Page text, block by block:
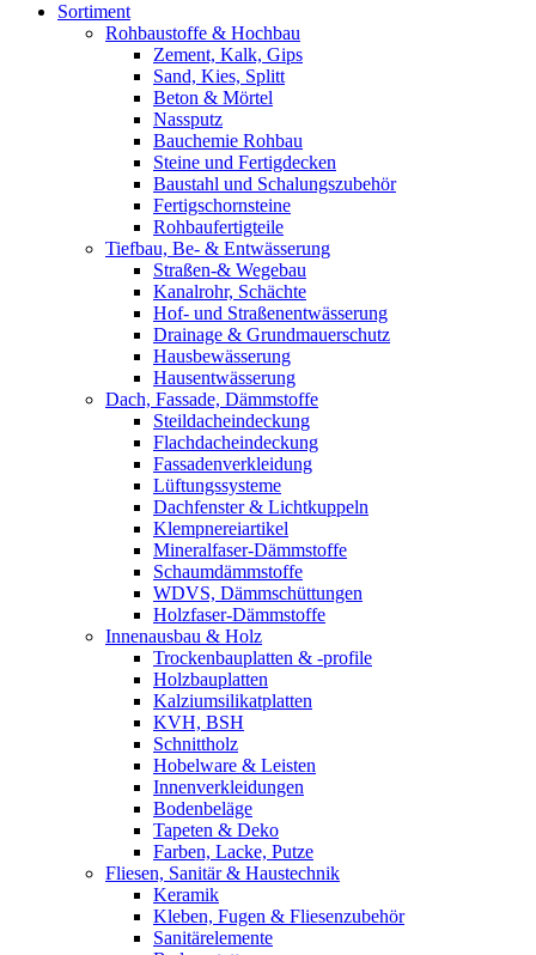
Sortiment
Rohbaustoffe & Hochbau
Zement, Kalk, Gips
Sand, Kies, Splitt
Beton & Mörtel
Nassputz
Bauchemie Rohbau
Steine und Fertigdecken
Baustahl und Schalungszubehör
Fertigschornsteine
Rohbaufertigteile
Tiefbau, Be- & Entwässerung
Straßen-& Wegebau
Kanalrohr, Schächte
Hof- und Straßenentwässerung
Drainage & Grundmauerschutz
Hausbewässerung
Hausentwässerung
Dach, Fassade, Dämmstoffe
Steildacheindeckung
Flachdacheindeckung
Fassadenverkleidung
Lüftungssysteme
Dachfenster & Lichtkuppeln
Klempnereiartikel
Mineralfaser-Dämmstoffe
Schaumdämmstoffe
WDVS, Dämmschüttungen
Holzfaser-Dämmstoffe
Innenausbau & Holz
Trockenbauplatten & -profile
Holzbauplatten
Kalziumsilikatplatten
KVH, BSH
Schnittholz
Hobelware & Leisten
Innenverkleidungen
Bodenbeläge
Tapeten & Deko
Farben, Lacke, Putze
Fliesen, Sanitär & Haustechnik
Keramik
Kleben, Fugen & Fliesenzubehör
Sanitärelemente